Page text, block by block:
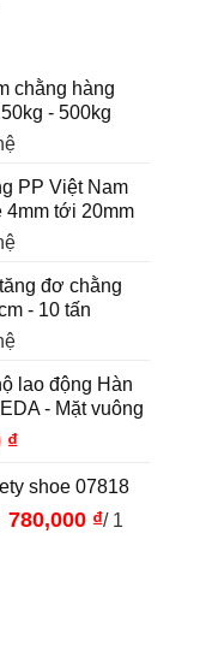
chằng hàng
- 500kg
PP Việt Nam
tới 20mm
đơ chằng
- 10 tấn
lao động Hàn
- Mặt vuông
₫
shoe 07818
Giá
780,000 ₫Giá
/ 1